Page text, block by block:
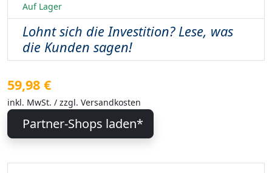
Auf Lager
Lohnt sich die Investition? Lese, was
die Kunden sagen!
59,98 €
inkl. MwSt. / zzgl. Versandkosten
Partner-Shops laden*